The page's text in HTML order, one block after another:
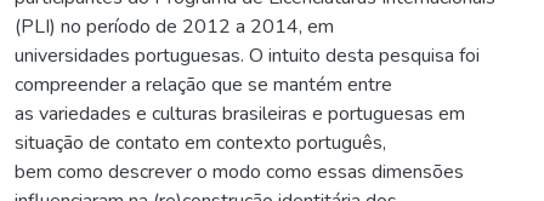
(PLI) no período de 2012 a 2014, em
universidades portuguesas. O intuito desta pesquisa foi
compreender a relação que se mantém entre
as variedades e culturas brasileiras e portuguesas em
situação de contato em contexto português,
bem como descrever o modo como essas dimensões